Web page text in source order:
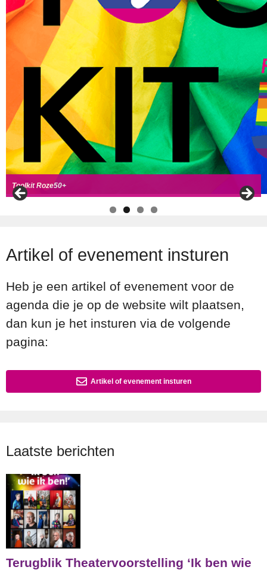
Roze50+ zoekt coll
Toolkit Roze50+
Handboek Roze Loper
Handreiking voor Roze 50+ ambassadeurs
Artikel of evenement insturen
Heb je een artikel of evenement voor de
agenda die je op de website wilt plaatsen,
dan kun je het insturen via de volgende
pagina:
Artikel of evenement insturen
Laatste berichten
Terugblik Theatervoorstelling ‘Ik ben wie